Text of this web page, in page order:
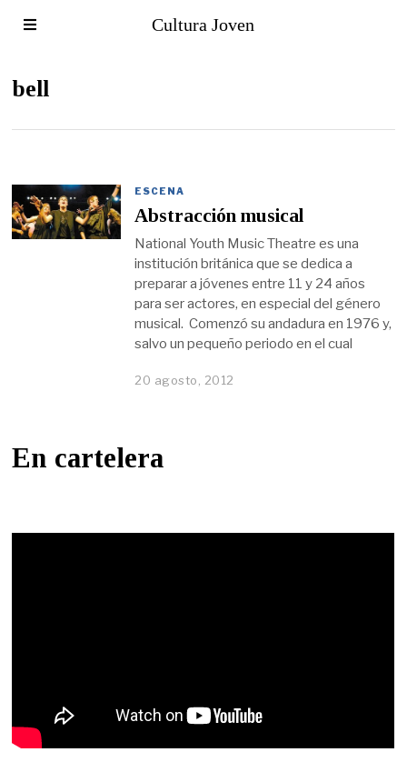
Cultura Joven
bell
ESCENA
Abstracción musical
National Youth Music Theatre es una
institución británica que se dedica a
preparar a jóvenes entre 11 y 24 años
para ser actores, en especial del género
musical. Comenzó su andadura en 1976 y,
salvo un pequeño periodo en el cual
20 agosto, 2012
En cartelera